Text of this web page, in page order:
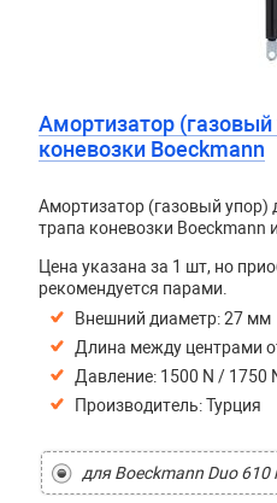
Амортизатор (газовый
коневозки Boeckmann
Амортизатор (газовый упор)
трапа коневозки Boeckmann
Цена указана за 1 шт, но
рекомендуется парами.
Внешний диаметр:27 мм
Длина между центрами
Давление: 1500 N / 1750
Производитель: Турция
для Boeckmann Duo